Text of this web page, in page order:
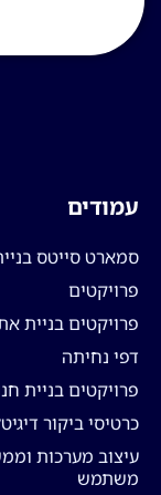
עמודים
סמארט סייטס
פרויקטים
פרויקטים בניית
דפי נחיתה
פרויקטים בניית
כרטיסי ביקור
עיצוב מערכות
משתמש